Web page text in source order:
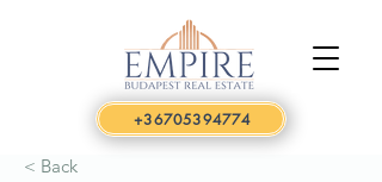
+36705394774
< Back